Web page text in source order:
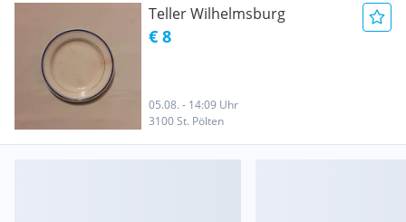
Teller Wilhelmsburg
€ 8
05.08. - 14:09 Uhr
3100 St. Pölten